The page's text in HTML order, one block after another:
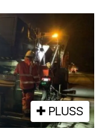
PLUSS